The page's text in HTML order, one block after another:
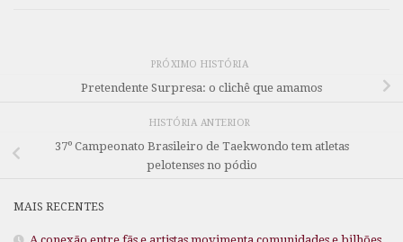
PRÓXIMO HISTÓRIA
Pretendente Surpresa: o clichê que amamos
HISTÓRIA ANTERIOR
37º Campeonato Brasileiro de Taekwondo tem atletas
pelotenses no pódio
MAIS RECENTES